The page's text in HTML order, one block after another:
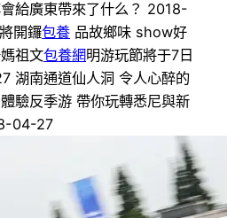
給廣東帶來了什么？ 2018-
開鑼包養 品故鄉味 show好
祖文包養網明游玩節將于7日
湖南通道仙人洞 令人心醉的
驗反季游 帶你玩轉悉尼與新
04-27